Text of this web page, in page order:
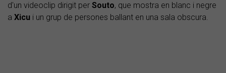
d'un videoclip dirigit per Souto, que mostra en blanc i negre
a Xicu i un grup de persones ballant en una sala obscura.